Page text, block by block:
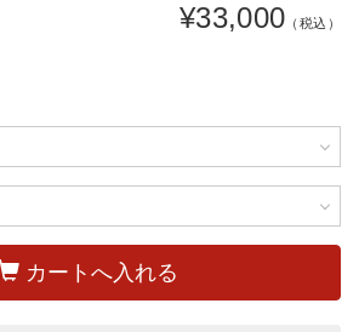
¥33,000 （税込）
カートへ入れる